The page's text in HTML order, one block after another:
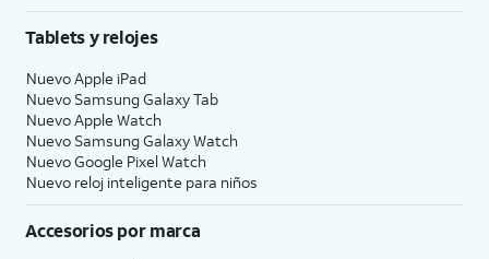
Tablets y relojes
Nuevo Apple iPad
Nuevo Samsung Galaxy Tab
Nuevo Apple Watch
Nuevo Samsung Galaxy Watch
Nuevo Google Pixel Watch
Nuevo reloj inteligente para niños
Accesorios por marca